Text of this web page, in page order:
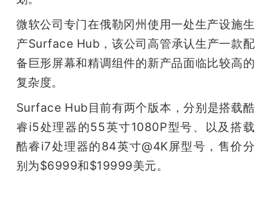
机
微软公司专门在俄勒冈州使用一处生产设施生
产Surface Hub，该公司高管承认生产一款配
备巨形屏幕和精调组件的新产品面临比较高的
复杂度。
Surface Hub目前有两个版本，分别是搭载酷
睿i5处理器的55英寸1080P型号、以及搭载
酷睿i7处理器的84英寸@4K屏型号，售价分
别为$6999和$19999美元。